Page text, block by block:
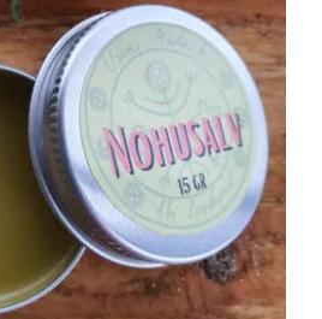
LISA KORVI